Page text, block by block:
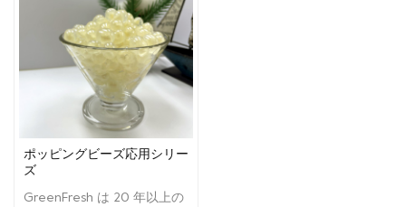
ポッピングビーズ応用シリー
ズ
GreenFresh は 20 年以上の